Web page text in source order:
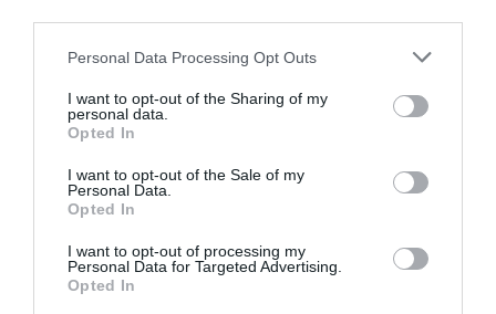
Personal Data Processing Opt Outs
I want to opt-out of the Sharing of my
personal data.
Opted In
I want to opt-out of the Sale of my
Personal Data.
Opted In
I want to opt-out of processing my
Personal Data for Targeted Advertising.
Opted In